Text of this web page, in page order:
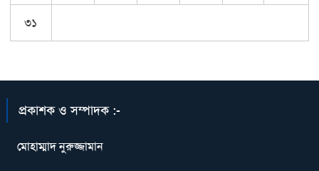
৩১
প্রকাশক ও সম্পাদক :-
মোহাম্মাদ নুরুজ্জামান